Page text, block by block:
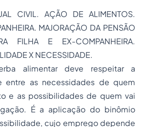
CIVIL. AÇÃO DE ALIMENTOS.
MAJORAÇÃO DA PENSÃO
FILHA E EX-COMPANHEIRA.
X NECESSIDADE.
alimentar deve respeitar a
entre as necessidades de quem
e as possibilidades de quem vai
É a aplicação do binômio
cujo emprego depende